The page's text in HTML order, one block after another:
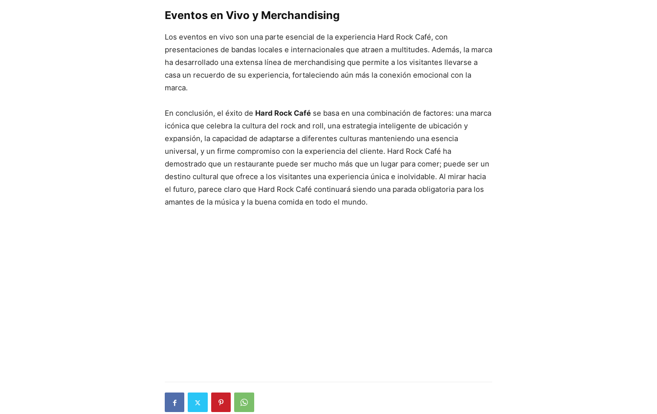
Eventos en Vivo y Merchandising
Los eventos en vivo son una parte esencial de la experiencia Hard Rock Café, con
presentaciones de bandas locales e internacionales que atraen a multitudes. Además, la marca
ha desarrollado una extensa línea de merchandising que permite a los visitantes llevarse a
casa un recuerdo de su experiencia, fortaleciendo aún más la conexión emocional con la
marca.
En conclusión, el éxito de Hard Rock Café se basa en una combinación de factores: una marca
icónica que celebra la cultura del rock and roll, una estrategia inteligente de ubicación y
expansión, la capacidad de adaptarse a diferentes culturas manteniendo una esencia
universal, y un firme compromiso con la experiencia del cliente. Hard Rock Café ha
demostrado que un restaurante puede ser mucho más que un lugar para comer; puede ser un
destino cultural que ofrece a los visitantes una experiencia única e inolvidable. Al mirar hacia
el futuro, parece claro que Hard Rock Café continuará siendo una parada obligatoria para los
amantes de la música y la buena comida en todo el mundo.